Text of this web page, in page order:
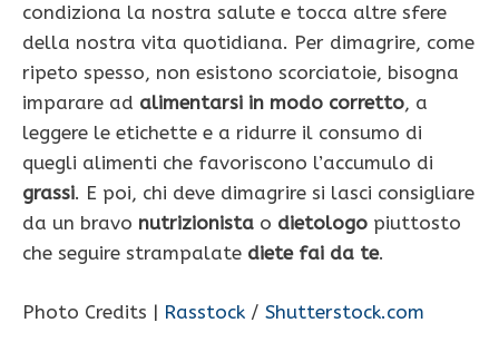
condiziona la nostra salute e tocca altre sfere
della nostra vita quotidiana. Per dimagrire, come
ripeto spesso, non esistono scorciatoie, bisogna
imparare ad alimentarsi in modo corretto, a
leggere le etichette e a ridurre il consumo di
quegli alimenti che favoriscono l’accumulo di
grassi. E poi, chi deve dimagrire si lasci consigliare
da un bravo nutrizionista o dietologo piuttosto
che seguire strampalate diete fai da te.
Photo Credits | Rasstock / Shutterstock.com